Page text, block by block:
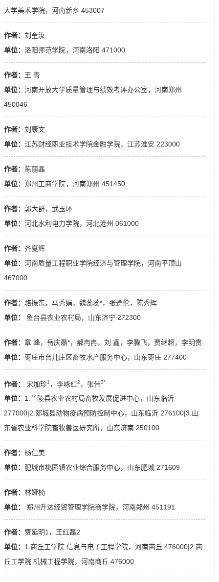
大学美术学院，河南新乡 453007
作者： 刘奎汝
单位： 洛阳师范学院，河南洛阳 471000
作者： 王 青
单位： 河南开放大学质量管理与绩效考评办公室，河南郑州
450046
作者： 刘康文
单位： 江苏财经职业技术学院金融学院，江苏淮安 223000
作者：
陈丽晶
单位： 郑州工商学院，河南郑州 451450
作者： 郭大群，武玉环
单位： 河北水利电力学院，河北沧州 061000
作者： 齐夏辉
单位： 河南质量工程职业学院经济与管理学院，河南平顶山
467000
作者： 骆振东，马秀娟，魏蕊蕊*，张遵伦，陈秀辉
单位：
鱼台县农业农村局，山东济宁 272300
作者： 章 峰，岳庆磊*，郝冉冉，刘 鑫，李腾飞，贾继超，李明贵
单位： 枣庄市台儿庄区畜牧水产服务中心，山东枣庄 277400
作者： 宋加珍1 ，李咏红2 ，张伟3*
单位： 1.兰陵县农业农村局畜牧发展促进中心，山东临沂
277000|2.郯城县动物疫病预防控制中心，山东临沂 276100|3.山
东省农业科学院畜牧兽医研究所，山东济南 250100
作者： 杨仁美
单位： 肥城市桃园镇农业综合服务中心，山东肥城 271609
作者： 林娅楠
单位：
郑州升达经贸管理学院商学院，河南郑州 451191
作者： 贾延明1，王红磊2
单位： 1.商丘工学院 信息与电子工程学院，河南商丘 476000|2.商
丘工学院 机械工程学院，河南商丘 476000